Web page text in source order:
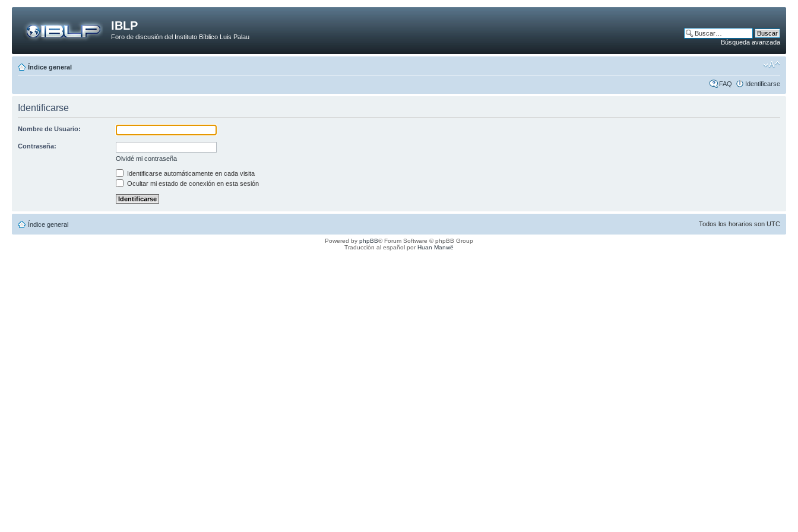
IBLP
Foro de discusión del Instituto Bíblico Luis Palau
Búsqueda avanzada
Índice general
FAQ Identificarse
Identificarse
Nombre de Usuario:
Contraseña:
Olvidé mi contraseña
Identificarse automáticamente en cada visita
Ocultar mi estado de conexión en esta sesión
Índice general Todos los horarios son UTC
Powered by phpBB® Forum Software © phpBB Group
Traducción al español porHuan Manwë